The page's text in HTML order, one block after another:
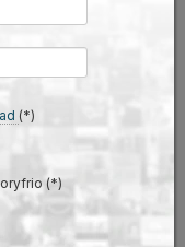
(*)
(*)